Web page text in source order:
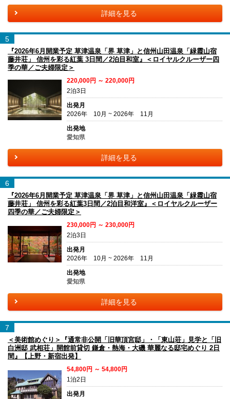
詳細を見る
5
『2026年6月開業予定 草津温泉「界 草津」と信州山田温泉「緑霞山宿
藤井荘」 信州を彩る紅葉 3日間／2泊目和室』＜ロイヤルクルーザー四
季の華／ご夫婦限定＞
220,000円 ～ 220,000円
2泊3日
出発月
2026年 10月 ~ 2026年 11月
出発地
愛知県
詳細を見る
6
『2026年6月開業予定 草津温泉「界 草津」と信州山田温泉「緑霞山宿
藤井荘」 信州を彩る紅葉3日間／2泊目和洋室』＜ロイヤルクルーザー
四季の華／ご夫婦限定＞
230,000円 ～ 230,000円
2泊3日
出発月
2026年 10月 ~ 2026年 11月
出発地
愛知県
詳細を見る
7
＜美術館めぐり＞『通常非公開「旧華頂宮邸」・「東山荘」見学と「旧
白洲邸 武相荘」開館前貸切 鎌倉・熱海・大磯 華麗なる邸宅めぐり 2日
間』【上野・新宿出発】
54,800円 ～ 54,800円
1泊2日
出発月